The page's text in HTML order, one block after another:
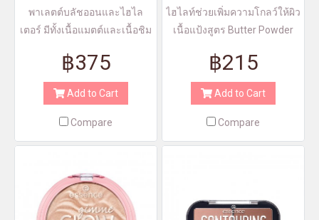
พาเลตต์บลัชออนและไฮไล
เตอร์ มีทั้งเนื้อแมตต์และเนื้อชิม
฿375
Add to Cart
Compare
ไฮไลท์ช่วยเพิ่มความโกลว์ให้ผิว
เนื้อแป้งสูตร Butter Powder
฿215
Add to Cart
Compare